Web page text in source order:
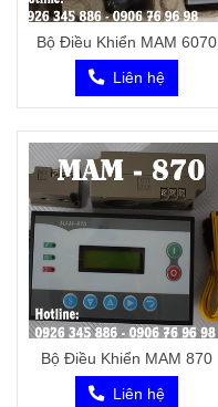
Bộ Điều Khiển MAM 6070
Liên hệ
Bộ Điều Khiển MAM 870
Liên hệ